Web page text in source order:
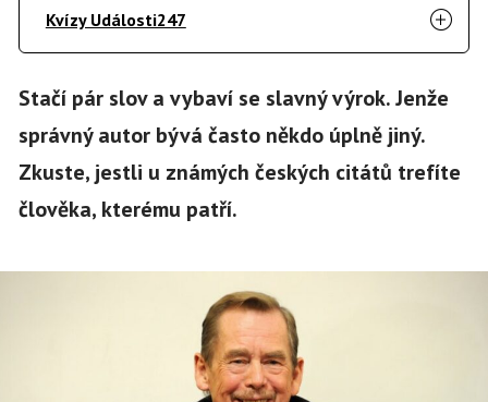
Kvízy Události247
Stačí pár slov a vybaví se slavný výrok. Jenže
správný autor bývá často někdo úplně jiný.
Zkuste, jestli u známých českých citátů trefíte
člověka, kterému patří.